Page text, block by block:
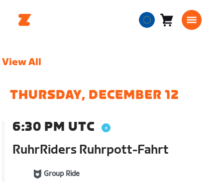
EuropeanCart0
View All
THURSDAY, DECEMBER 12
6:30 PM UTC
RuhrRiders Ruhrpott-Fahrt
Group Ride